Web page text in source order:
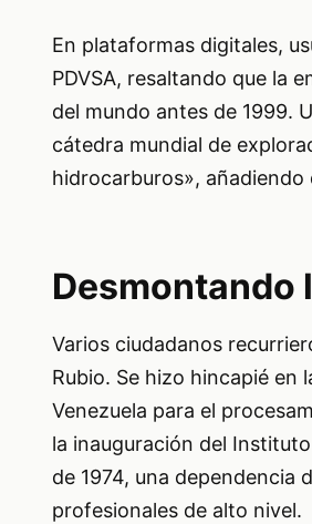
En plataformas digitales,
PDVSA, resaltando que la
del mundo antes de 1999.
cátedra mundial de
hidrocarburos», añadiendo
Desmontando
Varios ciudadanos
Rubio. Se hizo hincapié
Venezuela para el
la inauguración del
de 1974, una dependencia
profesionales de alto nivel.